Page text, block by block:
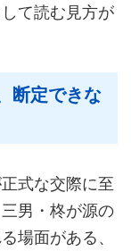
て読む見方が
断定できな
式な交際に至
男・柊が源の
場面がある、